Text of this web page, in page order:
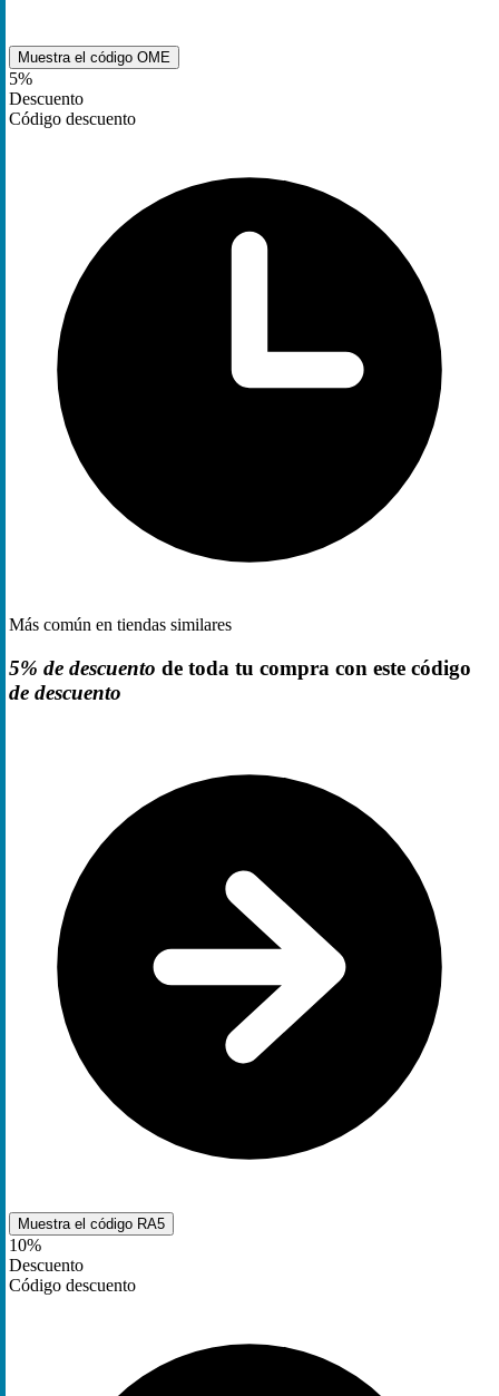
Muestra el código OME
5%
Descuento
Código descuento
Más común en tiendas similares
5% de descuento de toda tu compra con este código
de descuento
Muestra el código RA5
10%
Descuento
Código descuento